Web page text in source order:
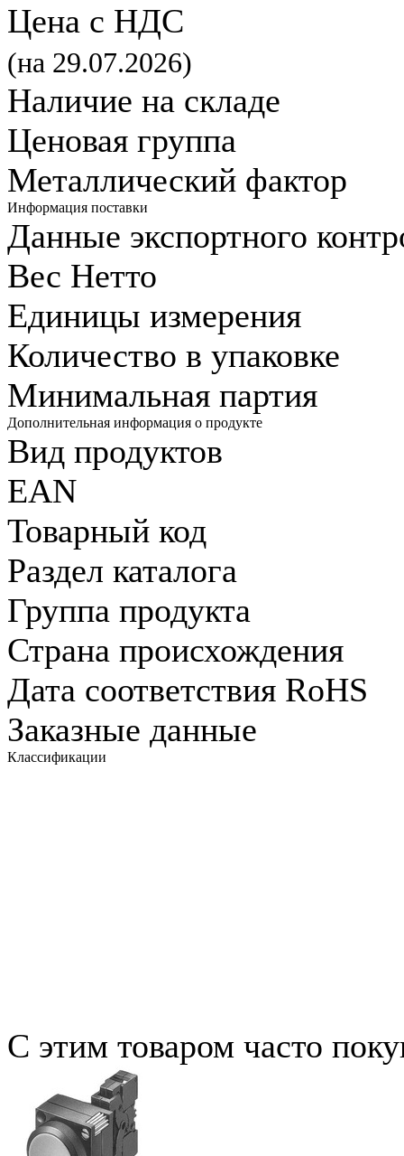
Цена с НДС
(на 29.07.2026)
Наличие на складе
Ценовая группа
Металлический фактор
Информация поставки
Данные экспортного
Вес Нетто
Единицы измерения
Количество в упаковке
Минимальная партия
Дополнительная информация о продукте
Вид продуктов
EAN
Товарный код
Раздел каталога
Группа продукта
Страна происхождения
Дата соответствия RoHS
Заказные данные
Классификации
С этим товаром часто